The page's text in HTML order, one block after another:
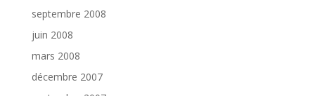
septembre 2008
juin 2008
mars 2008
décembre 2007